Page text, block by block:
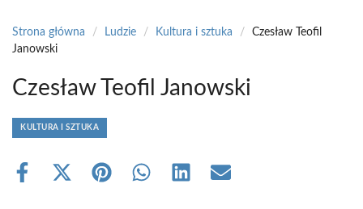
Strona główna / Ludzie / Kultura i sztuka /
Czesław Teofil
Janowski
Czesław Teofil Janowski
KULTURA I SZTUKA
Share
Share Share Share Share Share